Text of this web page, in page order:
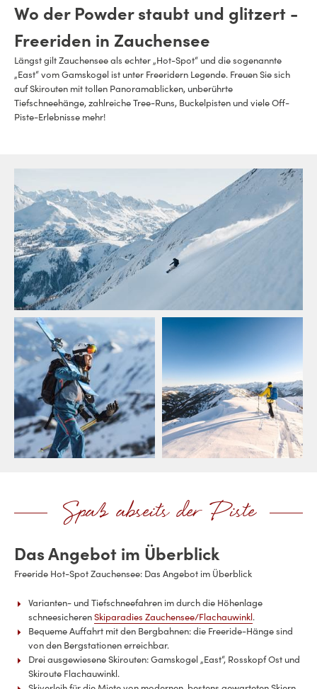
Wo der Powder staubt und glitzert -
Freeriden in Zauchensee
Längst gilt Zauchensee als echter „Hot-Spot“ und die sogenannte
„East“ vom Gamskogel ist unter Freeridern Legende. Freuen Sie sich
auf Skirouten mit tollen Panoramablicken, unberührte
Tiefschneehänge, zahlreiche Tree-Runs, Buckelpisten und viele Off-
Piste-Erlebnisse mehr!
Spaß abseits der Piste
Das Angebot im Überblick
Freeride Hot-Spot Zauchensee: Das Angebot im Überblick
Varianten- und Tiefschneefahren im durch die Höhenlage
schneesicherenSkiparadies Zauchensee/Flachauwinkl.
Bequeme Auffahrt mit den Bergbahnen: die Freeride-Hänge sind
von den Bergstationen erreichbar.
Drei ausgewiesene Skirouten: Gamskogel „East“, Rosskopf Ost und
Skiroute Flachauwinkl.